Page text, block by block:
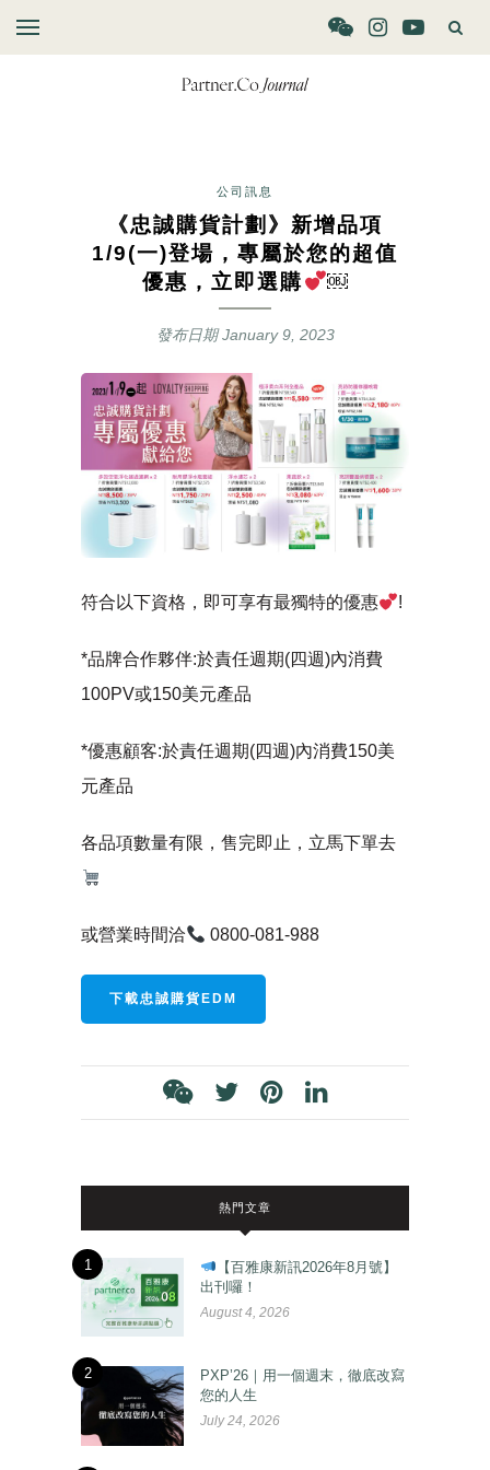
公司訊息
《忠誠購貨計劃》新增品項
1/9(一)登場，專屬於您的超值
優惠，立即選購
￼
發布日期January 9, 2023
符合以下資格，即可享有最獨特的優惠 !
*品牌合作夥伴:於責任週期(四週)內消費
100PV或150美元產品
*優惠顧客:於責任週期(四週)內消費150美
元產品
各品項數量有限，售完即止，立馬下單去
或營業時間洽 0800-081-988
下載忠誠購貨EDM
熱門文章
1
【百雅康新訊2026年8月號】
出刊囉！
August 4, 2026
2
PXP’26｜用一個週末，徹底改寫
您的人生
July 24, 2026